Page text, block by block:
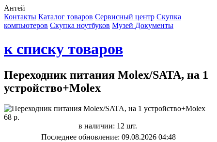
Антей
Контакты Каталог товаров Сервисный центр Cкупка
компьютеров Cкупка ноутбуков Музей Документы
к списку товаров
Переходник питания Molex/SATA, на 1
устройство+Molex
68 р.
в наличии: 12 шт.
Последнее обновление: 09.08.2026 04:48